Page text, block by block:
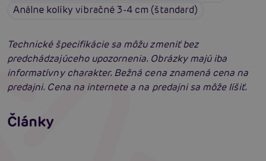
Análne kolíky vibračné 3-4 cm (štandard)
Technické špecifikácie sa môžu zmeniť bez
predchádzajúceho upozornenia. Obrázky majú iba
informatívny charakter. Bežná cena znamená cena na
predajni. Cena na internete a na predajni sa môže líšiť.
Články
Príprava na análny sex: Tipy krok za krokom
Čítať viacej
Erotická inteligencia: Príručka Sexiómov